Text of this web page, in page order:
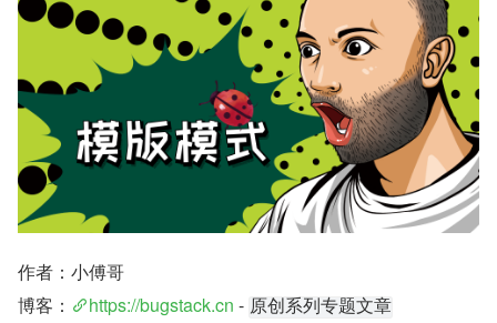
作者：小傅哥
博客：
https://bugstack.cn - 原创系列专题文章